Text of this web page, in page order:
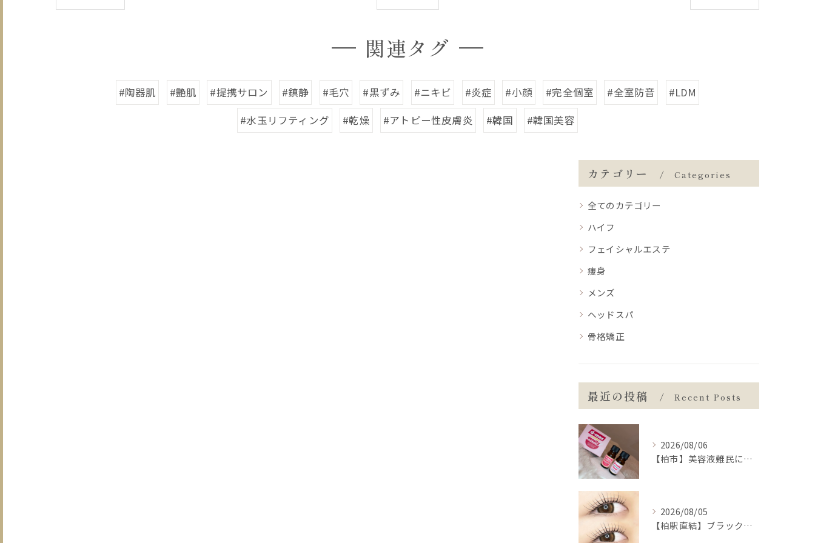
関連タグ
#陶器肌 #艶肌 #提携サロン #鎮静 #毛穴 #黒ずみ #ニキビ #炎症 #小顔 #完全個室 #全室防音
#LDM
#水玉リフティング
#乾燥 #アトピー性皮膚炎 #韓国 #韓国美容
カテゴリー Categories
全てのカテゴリー
ハイフ
フェイシャルエステ
痩身
メンズ
ヘッドスパ
骨格矯正
最近の投稿 Recent Posts
2026/08/06
【柏市】美容液難民に朗報💡まつ毛の土台から整えるケア👀✨
2026/08/05
【柏駅直結】ブラックティントパーマの推しポイント🐦‍⬛🖤